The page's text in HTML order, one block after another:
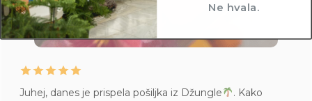
Juhej, danes je prispela pošiljka iz Džungle
. Kako
Ne hvala.